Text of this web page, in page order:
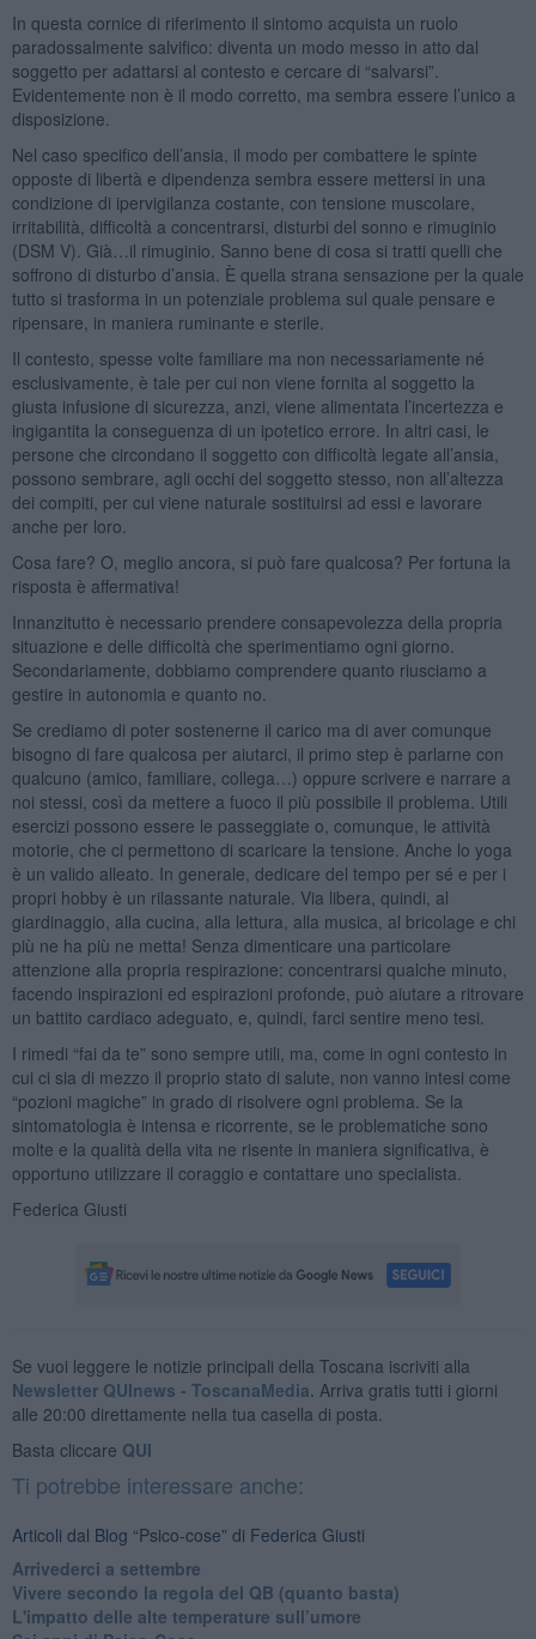
In questa cornice di riferimento il sintomo acquista un ruolo
paradossalmente salvifico: diventa un modo messo in atto dal
soggetto per adattarsi al contesto e cercare di “salvarsi”.
Evidentemente non è il modo corretto, ma sembra essere l’unico a
disposizione.
Nel caso specifico dell’ansia, il modo per combattere le spinte
opposte di libertà e dipendenza sembra essere mettersi in una
condizione di ipervigilanza costante, con tensione muscolare,
irritabilità, difficoltà a concentrarsi, disturbi del sonno e rimuginio
(DSM V). Già…il rimuginio. Sanno bene di cosa si tratti quelli che
soffrono di disturbo d’ansia. È quella strana sensazione per la quale
tutto si trasforma in un potenziale problema sul quale pensare e
ripensare, in maniera ruminante e sterile.
Il contesto, spesse volte familiare ma non necessariamente né
esclusivamente, è tale per cui non viene fornita al soggetto la
giusta infusione di sicurezza, anzi, viene alimentata l’incertezza e
ingigantita la conseguenza di un ipotetico errore. In altri casi, le
persone che circondano il soggetto con difficoltà legate all’ansia,
possono sembrare, agli occhi del soggetto stesso, non all’altezza
dei compiti, per cui viene naturale sostituirsi ad essi e lavorare
anche per loro.
Cosa fare? O, meglio ancora, si può fare qualcosa? Per fortuna la
risposta è affermativa!
Innanzitutto è necessario prendere consapevolezza della propria
situazione e delle difficoltà che sperimentiamo ogni giorno.
Secondariamente, dobbiamo comprendere quanto riusciamo a
gestire in autonomia e quanto no.
Se crediamo di poter sostenerne il carico ma di aver comunque
bisogno di fare qualcosa per aiutarci, il primo step è parlarne con
qualcuno (amico, familiare, collega…) oppure scrivere e narrare a
noi stessi, così da mettere a fuoco il più possibile il problema. Utili
esercizi possono essere le passeggiate o, comunque, le attività
motorie, che ci permettono di scaricare la tensione. Anche lo yoga
è un valido alleato. In generale, dedicare del tempo per sé e per i
propri hobby è un rilassante naturale. Via libera, quindi, al
giardinaggio, alla cucina, alla lettura, alla musica, al bricolage e chi
più ne ha più ne metta! Senza dimenticare una particolare
attenzione alla propria respirazione: concentrarsi qualche minuto,
facendo inspirazioni ed espirazioni profonde, può aiutare a ritrovare
un battito cardiaco adeguato, e, quindi, farci sentire meno tesi.
I rimedi “fai da te” sono sempre utili, ma, come in ogni contesto in
cui ci sia di mezzo il proprio stato di salute, non vanno intesi come
“pozioni magiche” in grado di risolvere ogni problema. Se la
sintomatologia è intensa e ricorrente, se le problematiche sono
molte e la qualità della vita ne risente in maniera significativa, è
opportuno utilizzare il coraggio e contattare uno specialista.
Federica Giusti
Se vuoi leggere le notizie principali della Toscana iscriviti alla
Newsletter QUInews - ToscanaMedia. Arriva gratis tutti i giorni
alle 20:00 direttamente nella tua casella di posta.
Basta cliccare QUI
Ti potrebbe interessare anche:
Articoli dal Blog “Psico-cose” di Federica Giusti
​Arrivederci a settembre
​Vivere secondo la regola del QB (quanto basta)
​L'impatto delle alte temperature sull’umore